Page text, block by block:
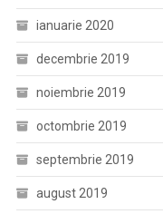
ianuarie 2020
decembrie 2019
noiembrie 2019
octombrie 2019
septembrie 2019
august 2019